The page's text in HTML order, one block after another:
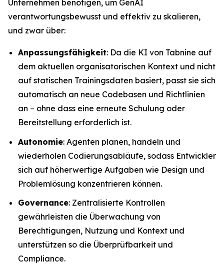
Unternehmen benötigen, um GenAI
verantwortungsbewusst und effektiv zu skalieren,
und zwar über:
Anpassungsfähigkeit: Da die KI von Tabnine auf
dem aktuellen organisatorischen Kontext und nicht
auf statischen Trainingsdaten basiert, passt sie sich
automatisch an neue Codebasen und Richtlinien
an – ohne dass eine erneute Schulung oder
Bereitstellung erforderlich ist.
Autonomie: Agenten planen, handeln und
wiederholen Codierungsabläufe, sodass Entwickler
sich auf höherwertige Aufgaben wie Design und
Problemlösung konzentrieren können.
Governance: Zentralisierte Kontrollen
gewährleisten die Überwachung von
Berechtigungen, Nutzung und Kontext und
unterstützen so die Überprüfbarkeit und
Compliance.